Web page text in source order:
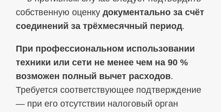
собственную оценку документально за счёт
соединений за трёхмесячный период.
При профессиональном использовании
техники или сети не менее чем на 90 %
возможен полный вычет расходов.
Требуется соответствующее подтверждение
— при его отсутствии налоговый орган